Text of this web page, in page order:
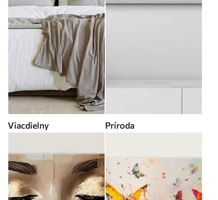
Viacdielny Príroda